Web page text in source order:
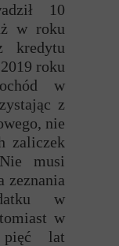
10
w roku
kredytu
roku
w
z
nie
zaliczek
musi
zeznania
w
w
pięć lat